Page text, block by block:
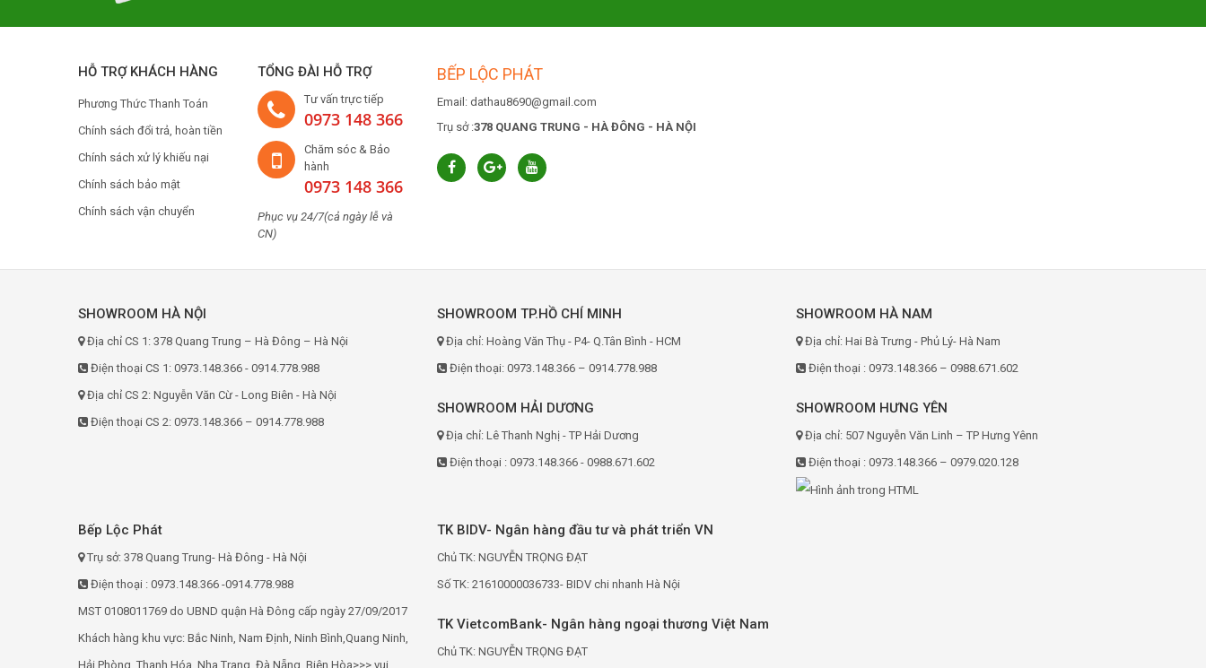
HỖ TRỢ KHÁCH HÀNG
Phương Thức Thanh Toán
Chính sách đổi trả, hoàn tiền
Chính sách xử lý khiếu nại
Chính sách bảo mật
Chính sách vận chuyển
TỔNG ĐÀI HỖ TRỢ
Tư vấn trực tiếp
0973 148 366
Chăm sóc & Bảo
hành
0973 148 366
Phục vụ 24/7(cả ngày lễ và
CN)
BẾP LỘC PHÁT
Email: dathau8690@gmail.com
Trụ sở :378 QUANG TRUNG - HÀ ĐÔNG - HÀ NỘI
SHOWROOM HÀ NỘI
Địa chỉ CS 1: 378 Quang Trung – Hà Đông – Hà Nội
Điện thoại CS 1: 0973.148.366 - 0914.778.988
Địa chỉ CS 2: Nguyễn Văn Cừ - Long Biên - Hà Nội
Điện thoại CS 2: 0973.148.366 – 0914.778.988
SHOWROOM TP.HỒ CHÍ MINH
Địa chỉ: Hoàng Văn Thụ - P4- Q.Tân Bình - HCM
Điện thoại: 0973.148.366 – 0914.778.988
SHOWROOM HÀ NAM
Địa chỉ: Hai Bà Trưng - Phủ Lý- Hà Nam
Điện thoại : 0973.148.366 – 0988.671.602
SHOWROOM HẢI DƯƠNG
Địa chỉ: Lê Thanh Nghị - TP Hải Dương
Điện thoại : 0973.148.366 - 0988.671.602
SHOWROOM HƯNG YÊN
Địa chỉ: 507 Nguyễn Văn Linh – TP Hưng Yênn
Điện thoại : 0973.148.366 – 0979.020.128
Bếp Lộc Phát
Trụ sở: 378 Quang Trung- Hà Đông - Hà Nội
Điện thoại : 0973.148.366 -0914.778.988
MST 0108011769 do UBND quận Hà Đông cấp ngày 27/09/2017
Khách hàng khu vực: Bắc Ninh, Nam Định, Ninh Bình,Quang Ninh,
Hải Phòng, Thanh Hóa, Nha Trang, Đà Nẵng, Biên Hòa>>> vui
TK BIDV- Ngân hàng đầu tư và phát triển VN
Chủ TK: NGUYỄN TRỌNG ĐẠT
Số TK: 21610000036733- BIDV chi nhanh Hà Nội
TK VietcomBank- Ngân hàng ngoại thương Việt Nam
Chủ TK: NGUYỄN TRỌNG ĐẠT